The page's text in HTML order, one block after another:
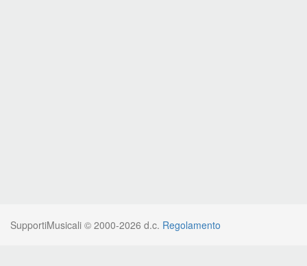
SupportiMusicali © 2000-2026 d.c. Regolamento